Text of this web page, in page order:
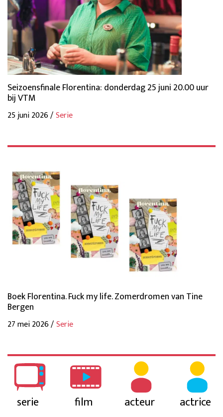
Seizoensfinale Florentina: donderdag 25 juni 20.00 uur
bij VTM
25 juni 2026 /Serie
Boek Florentina. Fuck my life. Zomerdromen van Tine
Bergen
27 mei 2026 /Serie
serie film acteur actrice